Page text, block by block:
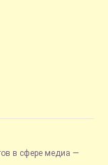
в сфере медиа —